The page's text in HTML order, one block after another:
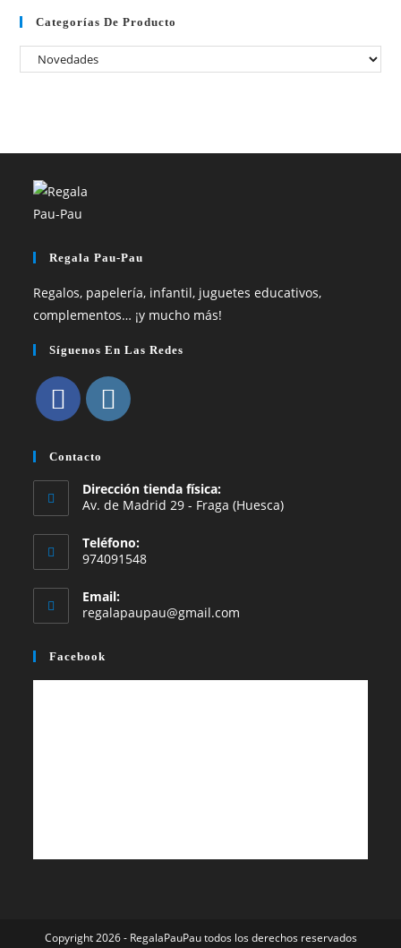
Categorías De Producto
Regala Pau-Pau
Regalos, papelería, infantil, juguetes educativos,
complementos… ¡y mucho más!
Síguenos En Las Redes
abre
una
nueva
pestaña
abre
una
pestaña
Contacto
Dirección tienda física:
Av. de Madrid 29 - Fraga (Huesca)
Teléfono:
974091548
Email:
regalapaupau@gmail.com
Facebook
Copyright 2026 - RegalaPauPau todos los derechos reservados